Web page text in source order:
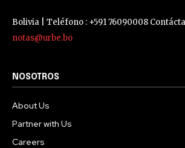
Bolivia | Teléfono : +591 76090008
notas@urbe.bo
NOSOTROS
About Us
Partner with Us
Careers